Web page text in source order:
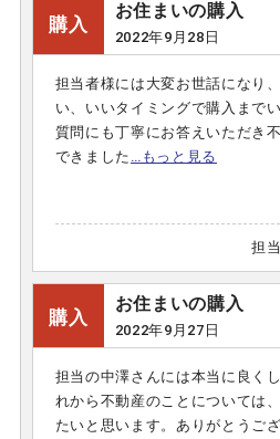
購入
お住まいの購入
2022年9月28日
担当者様には大変お世話になり
い、いいタイミングで購入まで
質問にも丁寧にお答えいただき
できました …もっと見る
担
購入
お住まいの購入
2022年9月27日
担当の中澤さんには本当に良く
れから不動産のことについては
たいと思います。ありがとうござ